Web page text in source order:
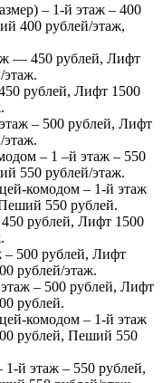
– 1-й этаж – 400
400 рублей/этаж,
— 450 рублей, Лифт
рублей, Лифт 1500
– 500 рублей, Лифт
– 1 –й этаж – 550
550 рублей/этаж.
комодом – 1-й этаж
550 рублей.
рублей, Лифт 1500
– 500 рублей, Лифт
рублей/этаж.
– 500 рублей, Лифт
рублей.
комодом – 1-й этаж
рублей, Пеший 550
й этаж – 550 рублей,